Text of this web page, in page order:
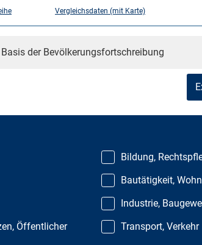
Vergleichsdaten (mit Karte)
der Bevölkerungsfortschreibung
Bildung,
Bautätigkeit,
Industrie,
Öffentlicher
Transport, Verkehr